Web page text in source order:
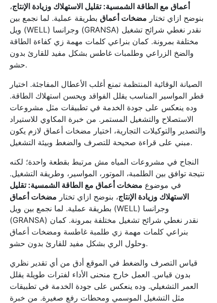
أعماق مع الطاقة الشمسية: تقليل الاستهلاك وزيادة الإنتاج،
بنوضح ازاي تختار مضخات أعماق بطريقة عملية. لما نجمع بين
ويل (WELL) وجرانسا (GRANSA) نقدر نغطي شرائح تشغيل
مختلفة بمرونة. كمان بنراعي كلمات مهمة زي كفاءة الطاقة
والضخ الزراعي وطلمبات غاطس بشكل مفيد للقارئ بدون
حشو.
الصيانة الوقائية المنتظمة تمنع أغلب الأعطال المفاجئة. اختيار
قطر المواسير المناسب يقلل الفواقد ويحسن استهلاك الطاقة.
وده ينعكس على جودة الخدمة في تطبيقات مثل مشروعات
الاستصلاح والتشغيل المستمر. من خبرة المكاوي للاستيراد
والتصدير والتوكيلات التجارية، اختيار مضخات أعماق لازم يكون
مبني على قراءة صحيحة للتصرف والضغط وبيئة التشغيل.
النجاح في مشروعات المياه مش مرتبط بقطعة واحدة؛ لكنه
نتيجة توافق بين الطلمبة، الموتور، المواسير، وطريقة التشغيل.
في موضوع مضخات أعماق مع الطاقة الشمسية: تقليل
الاستهلاك وزيادة الإنتاج، بنوضح ازاي تختار مضخات أعماق
بطريقة عملية. لما نجمع بين ويل (WELL) وجرانسا
(GRANSA) نقدر نغطي شرائح تشغيل مختلفة بمرونة. كمان
بنراعي كلمات مهمة زي طلمبة غاطسة ومضخات أعماق
وحلول الري بشكل مفيد للقارئ بدون حشو.
قياس التصرف والضغط في الموقع أدق من أي تقدير نظري
بدون قياس. العمل خارج منحنى الأداء لفترات طويلة يقلل
العمر التشغيلي. وده ينعكس على جودة الخدمة في تطبيقات
مثل التشغيل الموسمي ومحطات رفع صغيرة. من خبرة